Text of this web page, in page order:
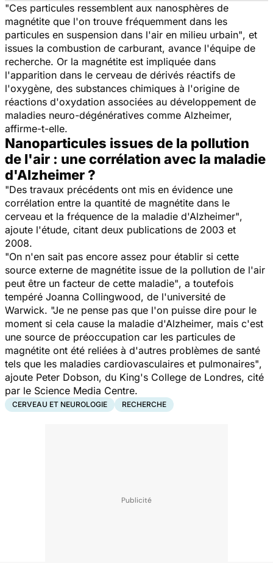
"Ces particules ressemblent aux nanosphères de
magnétite que l'on trouve fréquemment dans les
particules en suspension dans l'air en milieu urbain", et
issues la combustion de carburant, avance l'équipe de
recherche. Or la magnétite est impliquée dans
l'apparition dans le cerveau de dérivés réactifs de
l'oxygène, des substances chimiques à l'origine de
réactions d'oxydation associées au développement de
maladies neuro-dégénératives comme Alzheimer,
affirme-t-elle.
Nanoparticules issues de la pollution
de l'air : une corrélation avec la maladie
d'Alzheimer ?
"Des travaux précédents ont mis en évidence une
corrélation entre la quantité de magnétite dans le
cerveau et la fréquence de la maladie d'Alzheimer",
ajoute l'étude, citant deux publications de 2003 et
2008.
"On n'en sait pas encore assez pour établir si cette
source externe de magnétite issue de la pollution de l'air
peut être un facteur de cette maladie", a toutefois
tempéré Joanna Collingwood, de l'université de
Warwick. "Je ne pense pas que l'on puisse dire pour le
moment si cela cause la maladie d'Alzheimer, mais c'est
une source de préoccupation car les particules de
magnétite ont été reliées à d'autres problèmes de santé
tels que les maladies cardiovasculaires et pulmonaires",
ajoute Peter Dobson, du King's College de Londres, cité
par le Science Media Centre.
CERVEAU ET NEUROLOGIE RECHERCHE